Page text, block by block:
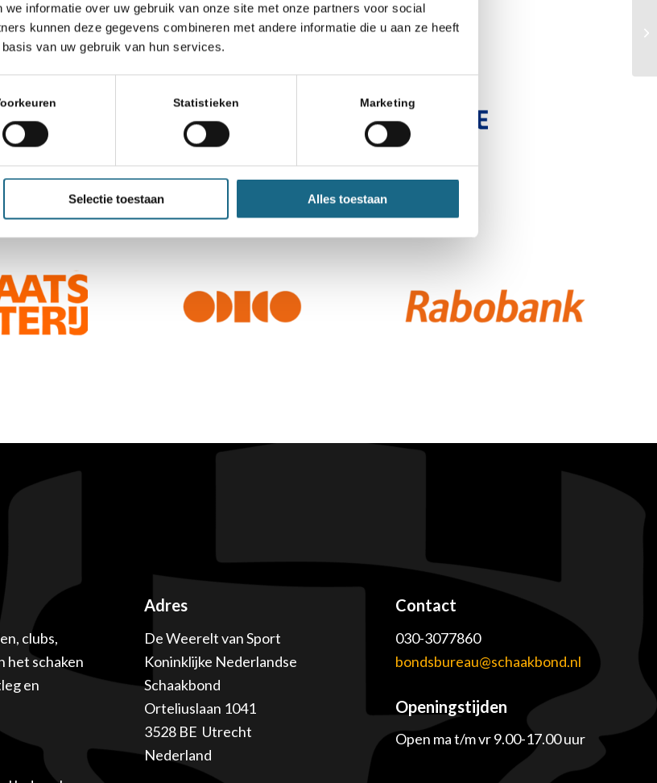
informatie over uw gebruik van onze site met onze partners voor social
kunnen deze gegevens combineren met andere informatie die u aan ze heeft
van uw gebruik van hun services.
Statistieken Marketing
Selectie toestaan Alles toestaan
wordt mede mogelijk gemaakt door:
clubs,
het schaken
en
Adres
De Weerelt van Sport
Koninklijke Nederlandse
Schaakbond
Orteliuslaan 1041
3528 BE Utrecht
Nederland
Contact
030-3077860
bondsbureau@schaakbond.nl
Openingstijden
Open ma t/m vr 9.00-17.00 uur